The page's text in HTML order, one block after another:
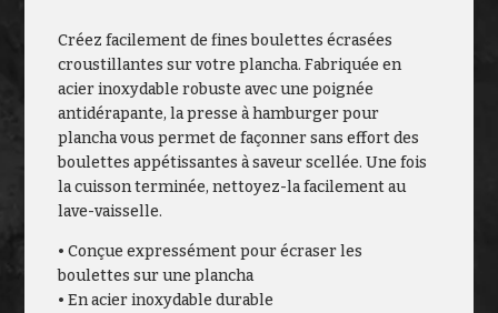
Créez facilement de fines boulettes écrasées
croustillantes sur votre plancha. Fabriquée en
acier inoxydable robuste avec une poignée
antidérapante, la presse à hamburger pour
plancha vous permet de façonner sans effort des
boulettes appétissantes à saveur scellée. Une fois
la cuisson terminée, nettoyez-la facilement au
lave-vaisselle.
• Conçue expressément pour écraser les
boulettes sur une plancha
• En acier inoxydable durable